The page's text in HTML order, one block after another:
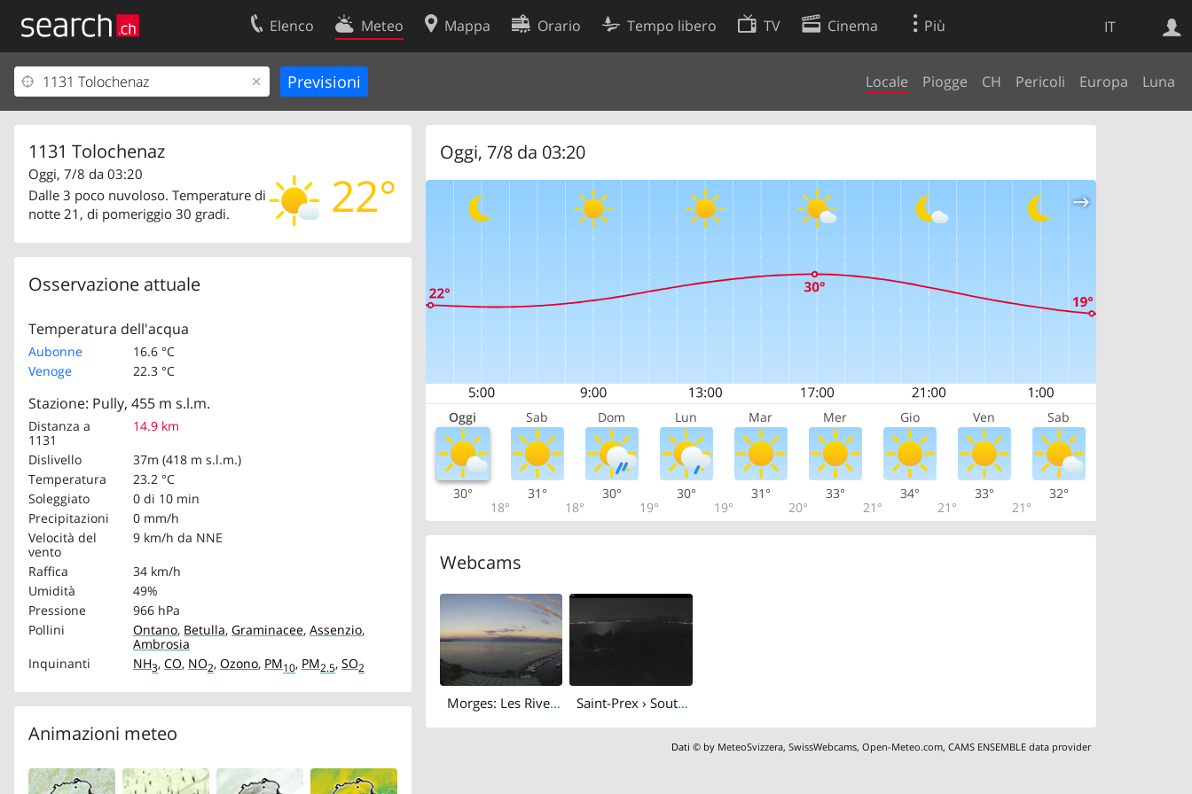
IT
Elenco Meteo Mappa Orario Tempo libero TV Cinema Più
Locale Piogge CH Pericoli Europa Luna
1131 Tolochenaz
22°
Oggi, 7/8 da 03:20
Dalle 3 poco nuvoloso. Temperature di
notte 21, di pomeriggio 30 gradi.
Osservazione attuale
Temperatura dell'acqua
Aubonne
16.6 °C
Venoge
22.3 °C
Stazione: Pully, 455 m s.l.m.
Distanza a
1131
14.9 km
Dislivello
37m (418 m s.l.m.)
Temperatura
23.2 °C
Soleggiato
0 di 10 min
Precipitazioni
0 mm/h
Velocità del
vento
9 km/h da NNE
Raffica
34 km/h
Umidità
49%
Pressione
966 hPa
Pollini
Ontano, Betulla, Graminacee, Assenzio,
Ambrosia
Inquinanti
NH3, CO, NO2, Ozono, PM10, PM2.5, SO2
Animazioni meteo
Oggi, 7/8 da 03:20
Oggi Sab Dom Lun Mar Mer Gio Ven Sab
30°
18°
31°
18°
30°
19°
30°
19°
31°
20°
33°
21°
34°
21°
33°
21°
32°
Webcams
Morges: Les Rives-de-la-Morges: Château de Morges et ses musées Saint-Prex › South-east: Lake Geneva - French Alps
Dati © by MeteoSvizzera,SwissWebcams,Open-Meteo.com,CAMS ENSEMBLE data provider
Ricerca Web
Il vostro profolio
Area clienti
Informazioni Legali
Contatti
Condizioni d’uso
Preferenze cookie